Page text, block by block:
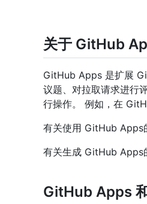
关于 GitHub
GitHub Apps 是扩展
议题、对拉取请求进行
行操作。 例如，在
有关使用 GitHub Apps
有关生成 GitHub Apps
GitHub Apps